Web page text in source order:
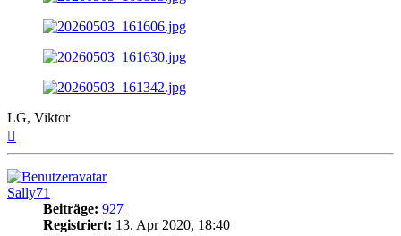
LG, Viktor
Sally71
Beiträge: 927
Registriert: 13. Apr 2020, 18:40